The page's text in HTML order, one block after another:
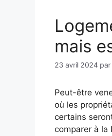
mais
23 avril 2024 par
Peut-être
où les
certains
comparer à la